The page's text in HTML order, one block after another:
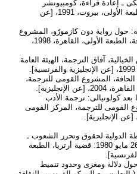
ـ إعادة قراءة، كومبيونشر
للدراسات والإعلام والنشر والتوزيع، الطبعة الأولى، بيروت، 1991، [عن
حول رواية دون كازمورّو، المشروع
القومى للترجمة، المجلس الأعلى للثقافة، الطبعة الأولى، القاهرة، 1998،
آفاق الترجمة، الهيئة العامة
المشروع القومى للترجمة،
كولونيالى: ترجمة الأدب
القومى للترجمة، المركز القومى
الدولية لحقوق وتحرر الشعوب ـ
جلسة بشأن أرتريا، ميلانو، إيطاليا، 24-26 مايو 1980: قضية أرتريا، الطبعة
دلالة ومغزى وحدود تنميط